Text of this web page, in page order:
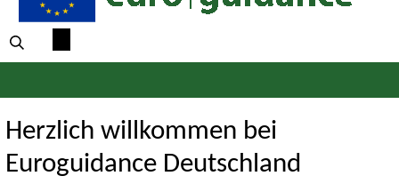
Herzlich willkommen bei
Euroguidance Deutschland